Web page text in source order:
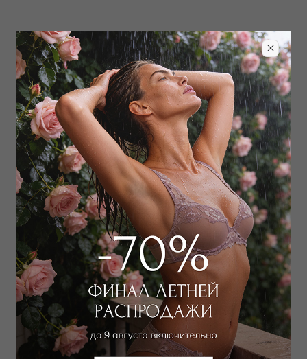
WILD ORCHID
Легинсы
3 600 ₽ 7 000₽
WILD ORCHID
Брюки
5 400₽ 10 000